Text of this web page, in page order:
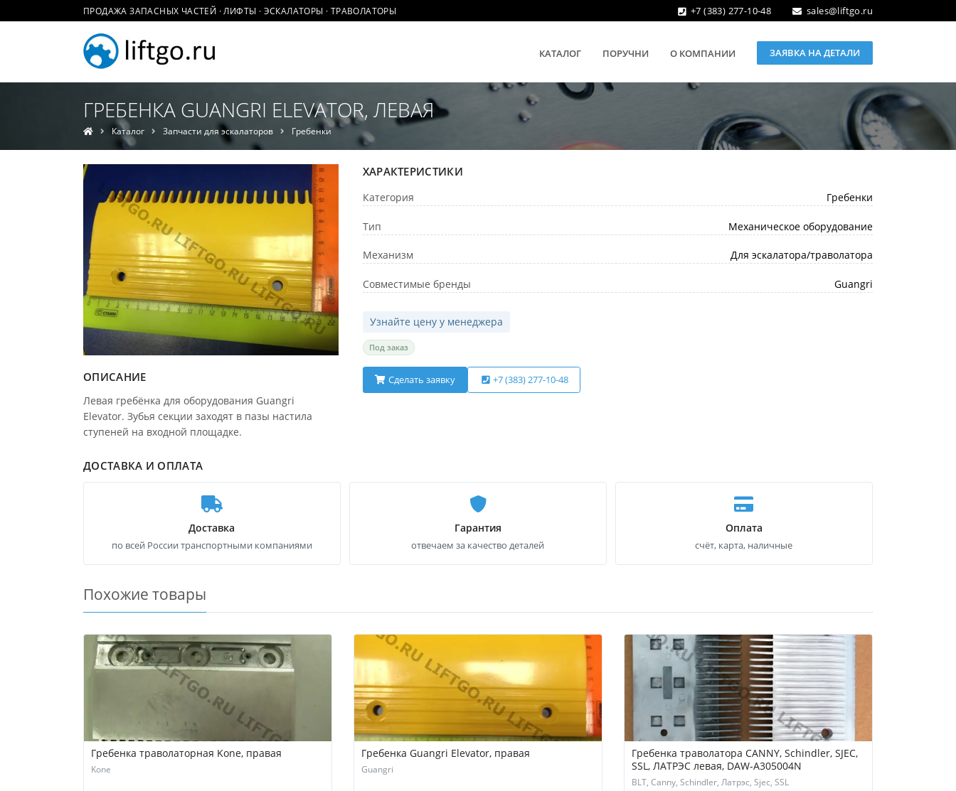
ПРОДАЖА ЗАПАСНЫХ ЧАСТЕЙ · ЛИФТЫ · ЭСКАЛАТОРЫ · ТРАВОЛАТОРЫ +7 (383) 277-10-48 sales@liftgo.ru
КАТАЛОГ ПОРУЧНИ О КОМПАНИИ ЗАЯВКА НА ДЕТАЛИ
ГРЕБЕНКА GUANGRI ELEVATOR, ЛЕВАЯ
Каталог Запчасти для эскалаторов Гребенки
ХАРАКТЕРИСТИКИ
Категория Гребенки
Тип Механическое оборудование
Механизм Для эскалатора/траволатора
Совместимые бренды Guangri
Узнайте цену у менеджера
Под заказ
Сделать заявку +7 (383) 277-10-48
ДОСТАВКА И ОПЛАТА
Доставка
по всей России транспортными компаниями
Гарантия
отвечаем за качество деталей
Оплата
счёт, карта, наличные
ОПИСАНИЕ
Левая гребёнка для оборудования Guangri
Elevator. Зубья секции заходят в пазы настила
ступеней на входной площадке.
Похожие товары
Гребенка траволаторная Kone, правая
Kone
Гребенка Guangri Elevator, правая
Guangri
Гребенка траволатора CANNY, Schindler, SJEC,
SSL, ЛАТРЭС левая, DAW-A305004N
BLT, Canny, Schindler, Латрэс, Sjec, SSL